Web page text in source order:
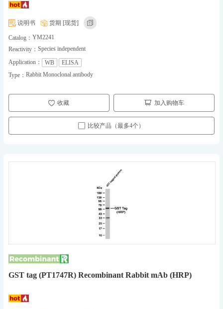
说明书 货期 [现货]
Catalog： YM2241
Reactivity： Species independent
Application：
WB
ELISA
Type： Rabbit Monoclonal antibody
收藏 加入购物车
比较产品（最多4个）
GST tag (PT1747R) Recombinant Rabbit mAb (HRP)